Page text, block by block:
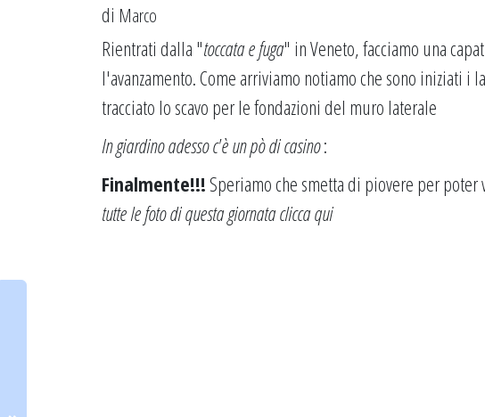
di Marco
Rientrati dalla "toccata e fuga" in Veneto, facciamo una
l'avanzamento. Come arriviamo notiamo che sono iniziati
tracciato lo scavo per le fondazioni del muro laterale
In giardino adesso c'è un pò di casino:
Finalmente!!! Speriamo che smetta di piovere per
tutte le foto di questa giornataclicca qui